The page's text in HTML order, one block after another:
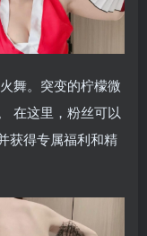
舞。突变的柠檬微
在这里，粉丝可以
获得专属福利和精